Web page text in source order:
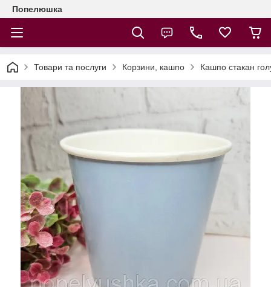
Попелюшка
Товари та послуги Корзини, кашпо Кашпо стакан